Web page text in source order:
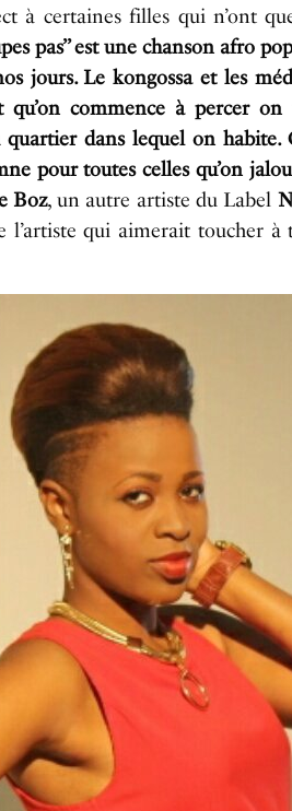
à certaines filles qui n’ont
pas’’ est une chanson afro
jours. Le kongossa et les
commence à percer on
dans lequel on
pour toutes celles qu’on
Boz, un autre artiste du Label
l’artiste qui aimerait toucher